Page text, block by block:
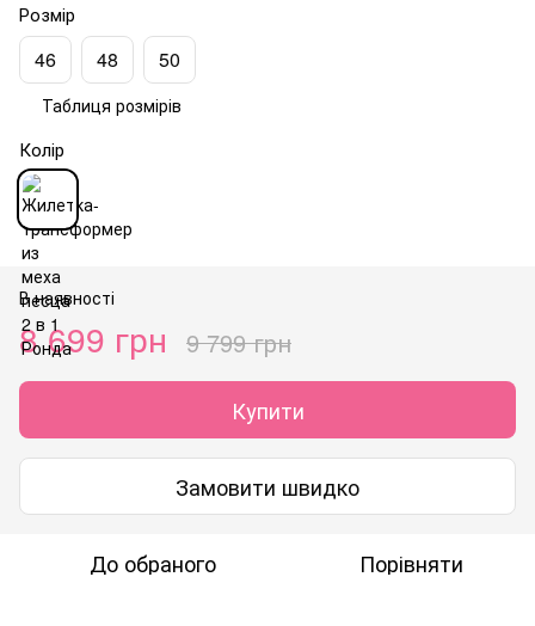
Розмір
46 48 50
Таблиця розмірів
Колір
В наявності
8 699 грн 9 799 грн
Купити
Замовити швидко
До обраного Порівняти